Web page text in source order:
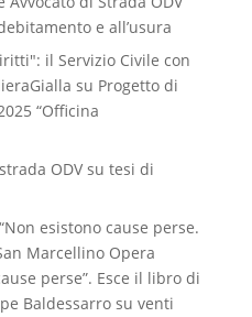
e all’usura
il Servizio Civile con
su Progetto di
“Officina
ODVsu tesi di
esistono cause perse.
Marcellino Opera
perse”. Esce il libro di
Baldessarro su venti